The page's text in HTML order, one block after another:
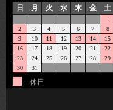
日
月 火 水 木 金 土
1
2
3 4 5 6 7
8
9
10 11 12 13 14
15
16
17 18 19 20 21
22
23
24 25 26 27 28
29
30
31
…休日